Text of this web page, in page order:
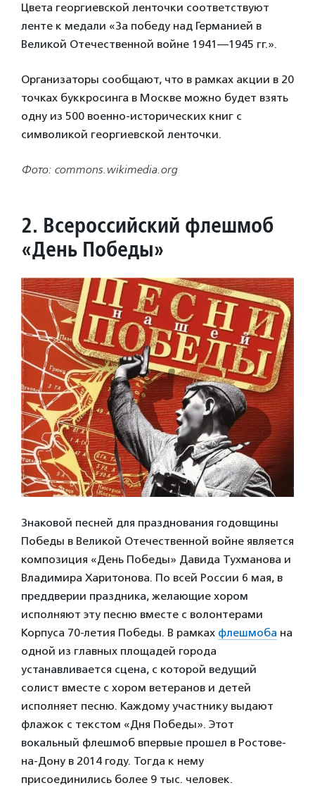
Цвета георгиевской ленточки соответствуют
ленте к медали «За победу над Германией в
Великой Отечественной войне 1941—1945 гг.».
Организаторы сообщают, что в рамках акции в 20
точках буккросинга в Москве можно будет взять
одну из 500 военно-исторических книг с
символикой георгиевской ленточки.
Фото: commons.wikimedia.org
2. Всероссийский флешмоб
«День Победы»
Знаковой песней для празднования годовщины
Победы в Великой Отечественной войне является
композиция «День Победы» Давида Тухманова и
Владимира Харитонова. По всей России 6 мая, в
преддверии праздника, желающие хором
исполняют эту песню вместе с волонтерами
Корпуса 70-летия Победы. В рамках флешмоба на
одной из главных площадей города
устанавливается сцена, с которой ведущий
солист вместе с хором ветеранов и детей
исполняет песню. Каждому участнику выдают
флажок с текстом «Дня Победы». Этот
вокальный флешмоб впервые прошел в Ростове-
на-Дону в 2014 году. Тогда к нему
присоединились более 9 тыс. человек.